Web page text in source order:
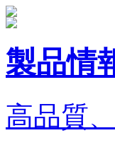
製品情
高品質